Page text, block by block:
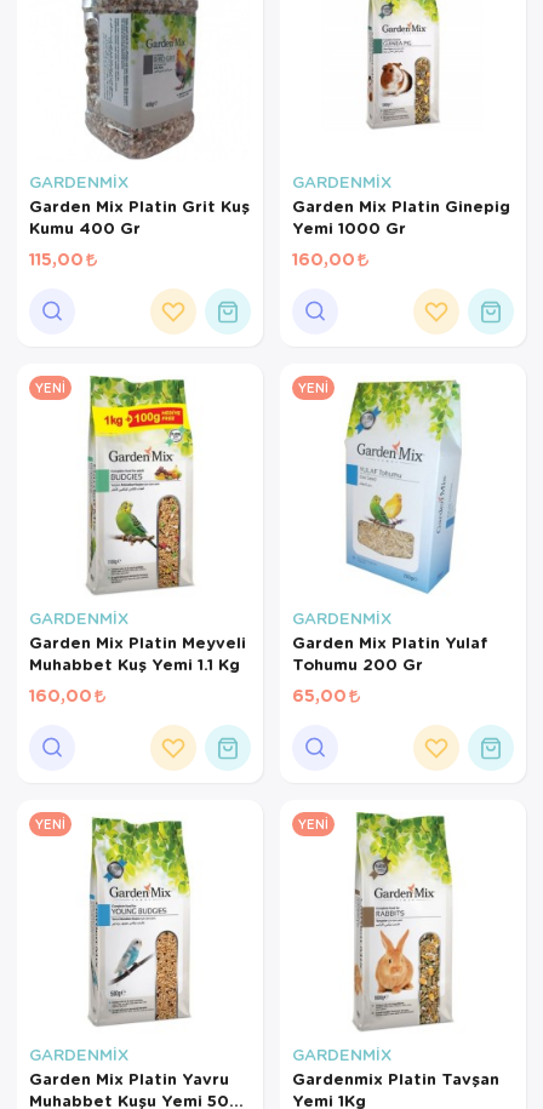
GARDENMİX
Garden Mix Platin Grit Kuş
Kumu 400 Gr
115,00
GARDENMİX
Garden Mix Platin Ginepig
Yemi 1000 Gr
160,00
YENI
GARDENMİX
Garden Mix Platin Meyveli
Muhabbet Kuş Yemi 1.1 Kg
160,00
YENI
GARDENMİX
Garden Mix Platin Yulaf
Tohumu 200 Gr
65,00
YENI
GARDENMİX
Garden Mix Platin Yavru
Muhabbet Kuşu Yemi 500
YENI
GARDENMİX
Gardenmix Platin Tavşan
Yemi 1Kg